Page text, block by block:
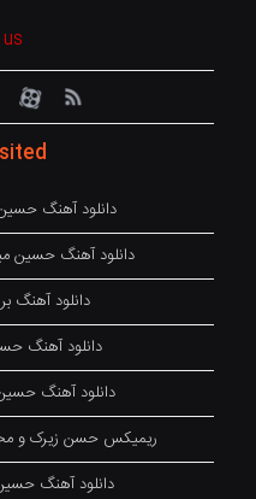
دانلود آهنگ حسین
دانلود آهنگ حسین
دانلود آهنگ
دانلود آهنگ
دانلود آهنگ حسین
ریمیکس حسن زیرک و
دانلود آهنگ